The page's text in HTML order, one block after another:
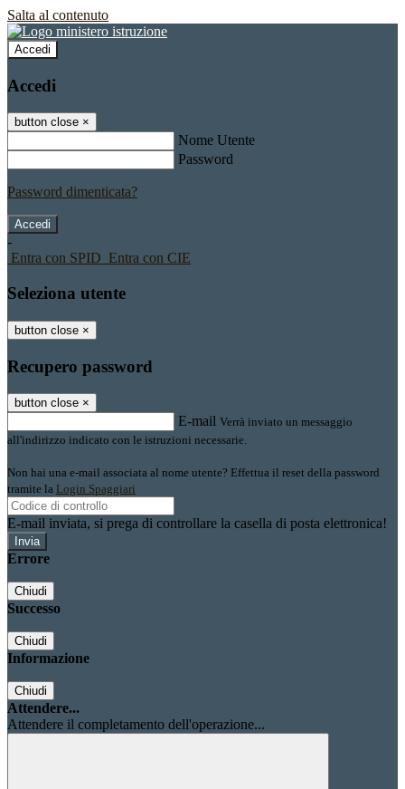
Salta al contenuto
Accedi
Accedi
button close ×
Nome Utente
Password
Password dimenticata?
-
Entra con SPID Entra con CIE
Seleziona utente
button close ×
Recupero password
button close ×
E-mail Verrà inviato un messaggio
all'indirizzo indicato con le istruzioni necessarie.
Non hai una e-mail associata al nome utente? Effettua il reset della password
tramite la Login Spaggiari
E-mail inviata, si prega di controllare la casella di posta elettronica!
Errore
Chiudi
Successo
Chiudi
Informazione
Chiudi
Attendere...
Attendere il completamento dell'operazione...